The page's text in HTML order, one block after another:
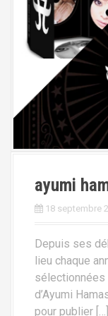
ayumi
18 septembre
Depuis ses
lieu chaque
sélectionnées
d’Ayumi
pour publier […]